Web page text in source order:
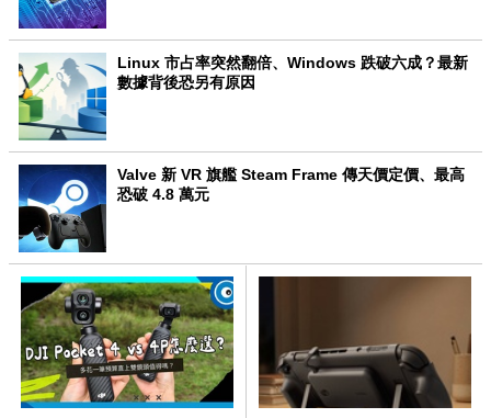
Linux 市占率突然翻倍、Windows 跌破六成？最新
數據背後恐另有原因
Valve 新 VR 旗艦 Steam Frame 傳天價定價、最高
恐破 4.8 萬元